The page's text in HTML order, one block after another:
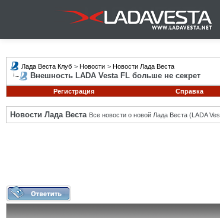
Лада Веста Клуб > Новости > Новости Лада Веста
Внешность LADA Vesta FL больше не секрет
Регистрация Справка
Новости Лада Веста Все новости о новой Лада Веста (LADA